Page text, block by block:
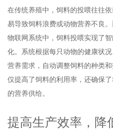
在传统养殖中，饲料的投喂往往
易导致饲料浪费或动物营养不良
物联网系统中，饲料投喂实现了
化。系统根据每只动物的健康状
营养需求，自动调整饲料的种类
仅提高了饲料的利用率，还确保
的营养供给。
提高生产效率，降